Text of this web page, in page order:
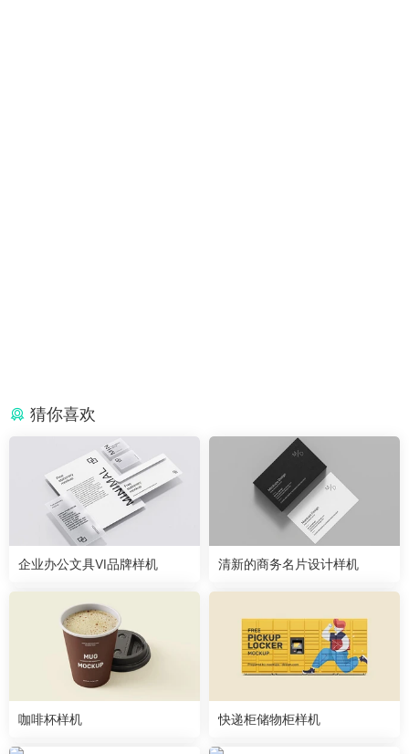
猜你喜欢
企业办公文具VI品牌样机 清新的商务名片设计样机
咖啡杯样机 快递柜储物柜样机